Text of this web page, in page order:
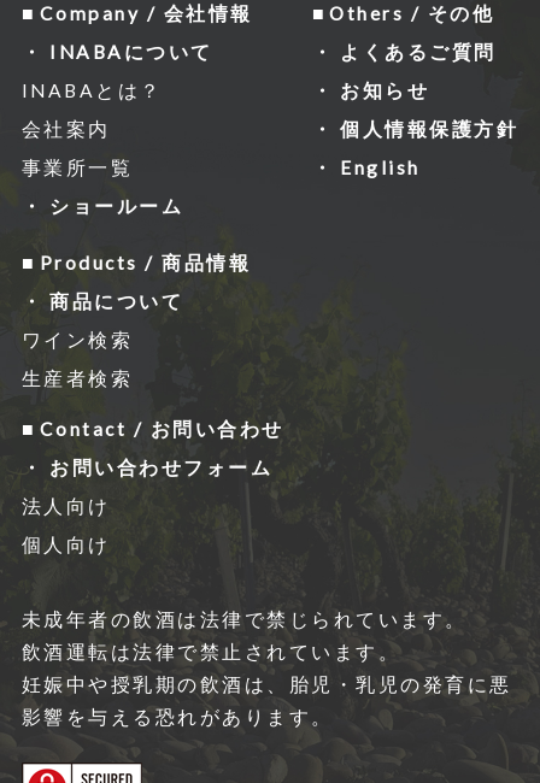
未成年者の飲酒は法律で禁じられています。
飲酒運転は法律で禁⽌されています。
妊娠中や授乳期の飲酒は、胎児・乳児の発育に悪
影響を与える恐れがあります。
Company / 会社情報
INABAについて
INABAとは？
会社案内
事業所一覧
ショールーム
Products / 商品情報
商品について
ワイン検索
生産者検索
Others / その他
よくあるご質問
お知らせ
個人情報保護方針
English
Contact / お問い合わせ
お問い合わせフォーム
法人向け
個人向け